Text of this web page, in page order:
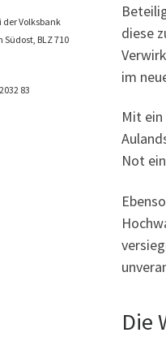
diese
im
Mit
Not
Die
der Volksbank
BLZ 710
83